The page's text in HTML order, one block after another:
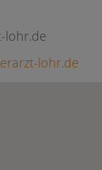
lohr.de
lohr.de